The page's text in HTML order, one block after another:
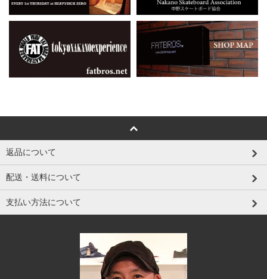
返品について
配送・送料について
支払い方法について